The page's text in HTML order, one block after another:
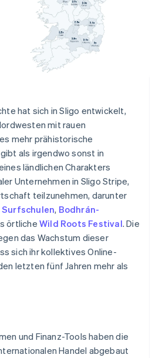
hat sich in Sligo entwickelt,
mit rauen
mehr prähistorische
als irgendwo sonst in
ländlichen Charakters
Unternehmen in Sligo Stripe,
teilzunehmen, darunter
Surfschulen, Bodhrán-
örtlicheWild Roots Festival. Die
das Wachstum dieser
sich ihr kollektives Online-
letzten fünf Jahren mehr als
und Finanz-Tools haben die
Handel abgebaut